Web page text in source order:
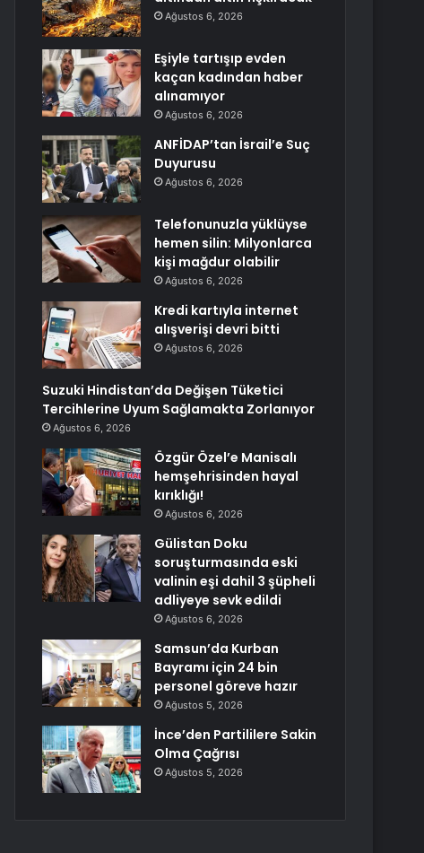
Ağustos 6, 2026
Eşiyle tartışıp evden
kaçan kadından haber
alınamıyor
Ağustos 6, 2026
ANFİDAP’tan İsrail’e Suç
Duyurusu
Ağustos 6, 2026
Telefonunuzla yüklüyse
hemen silin: Milyonlarca
kişi mağdur olabilir
Ağustos 6, 2026
Kredi kartıyla internet
alışverişi devri bitti
Ağustos 6, 2026
Suzuki Hindistan’da Değişen Tüketici
Tercihlerine Uyum Sağlamakta Zorlanıyor
Ağustos 6, 2026
Özgür Özel’e Manisalı
hemşehrisinden hayal
kırıklığı!
Ağustos 6, 2026
Gülistan Doku
soruşturmasında eski
valinin eşi dahil 3 şüpheli
adliyeye sevk edildi
Ağustos 6, 2026
Samsun’da Kurban
Bayramı için 24 bin
personel göreve hazır
Ağustos 5, 2026
İnce’den Partililere Sakin
Olma Çağrısı
Ağustos 5, 2026